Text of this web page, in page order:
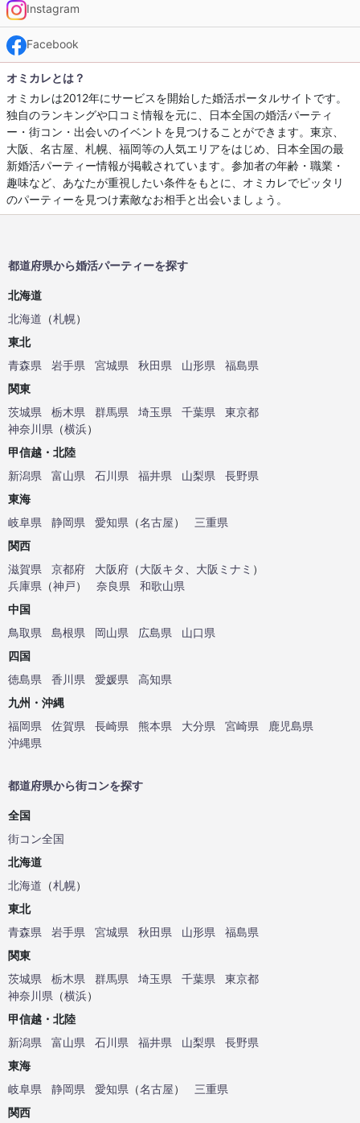
Instagram
Facebook
オミカレとは？
オミカレは2012年にサービスを開始した婚活ポータルサイトです。
独自のランキングや口コミ情報を元に、日本全国の婚活パーティ
ー・街コン・出会いのイベントを見つけることができます。東京、
大阪、名古屋、札幌、福岡等の人気エリアをはじめ、日本全国の最
新婚活パーティー情報が掲載されています。参加者の年齢・職業・
趣味など、あなたが重視したい条件をもとに、オミカレでピッタリ
のパーティーを見つけ素敵なお相手と出会いましょう。
都道府県から婚活パーティーを探す
北海道
北海道 （札幌）
東北
青森県
岩手県 宮城県 秋田県 山形県
福島県
関東
茨城県
栃木県 群馬県 埼玉県 千葉県
東京都
神奈川県 （横浜）
甲信越・北陸
新潟県
富山県 石川県 福井県 山梨県
長野県
東海
岐阜県
静岡県 愛知県 （名古屋）
三重県
関西
滋賀県
京都府 大阪府 （大阪キタ 大阪ミナミ ）
兵庫県 （神戸） 奈良県
和歌山県
中国
鳥取県
島根県 岡山県 広島県
山口県
四国
徳島県
香川県 愛媛県
高知県
九州・沖縄
福岡県
佐賀県 長崎県 熊本県 大分県 宮崎県
鹿児島県
沖縄県
都道府県から街コンを探す
全国
街コン全国
北海道
北海道 （札幌）
東北
青森県
岩手県 宮城県 秋田県 山形県
福島県
関東
茨城県
栃木県 群馬県 埼玉県 千葉県
東京都
神奈川県 （横浜）
甲信越・北陸
新潟県
富山県 石川県 福井県 山梨県
長野県
東海
岐阜県
静岡県 愛知県 （名古屋）
三重県
関西